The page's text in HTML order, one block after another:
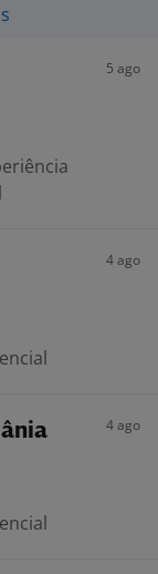
5 ago
4 ago
4 ago